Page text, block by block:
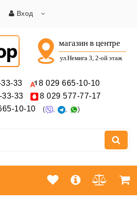
Вход
33 8 029 665-10-10
33-33 8 029 577-77-17
10-10 ( , , )